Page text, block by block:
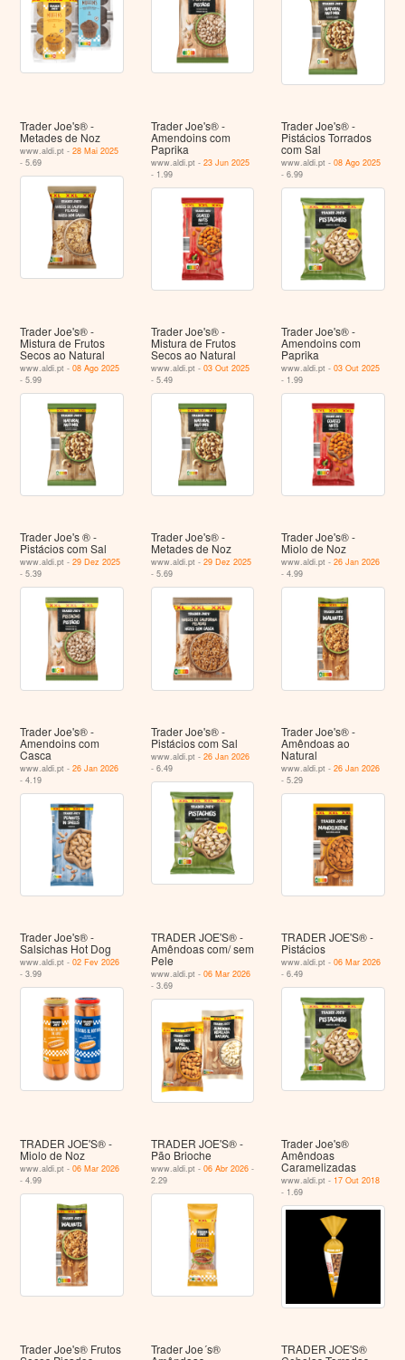
Trader Joe's® -
Metades de Noz
www.aldi.pt -28 Mai 2025
- 5.69
Trader Joe's® -
Amendoins com
Paprika
www.aldi.pt - 23 Jun 2025
- 1.99
Trader Joe's® -
Pistácios Torrados
com Sal
www.aldi.pt -08 Ago 2025
- 6.99
Trader Joe's® -
Mistura de Frutos
Secos ao Natural
www.aldi.pt -08 Ago 2025
- 5.99
Trader Joe's® -
Mistura de Frutos
Secos ao Natural
www.aldi.pt - 03 Out 2025
- 5.49
Trader Joe's® -
Amendoins com
Paprika
www.aldi.pt -03 Out 2025
- 1.99
Trader Joe's ® -
Pistácios com Sal
www.aldi.pt -29 Dez 2025
- 5.39
Trader Joe's® -
Metades de Noz
www.aldi.pt - 29 Dez 2025
- 5.69
Trader Joe's® -
Miolo de Noz
www.aldi.pt -26 Jan 2026
- 4.99
Trader Joe's® -
Amendoins com
Casca
www.aldi.pt -26 Jan 2026
- 4.19
Trader Joe's® -
Pistácios com Sal
www.aldi.pt - 26 Jan 2026
- 6.49
Trader Joe's® -
Amêndoas ao
Natural
www.aldi.pt -26 Jan 2026
- 5.29
Trader Joe's® -
Salsichas Hot Dog
www.aldi.pt -02 Fev 2026
- 3.99
TRADER JOE'S® -
Amêndoas com/ sem
Pele
www.aldi.pt - 06 Mar 2026
- 3.69
TRADER JOE'S® -
Pistácios
www.aldi.pt -06 Mar 2026
- 6.49
TRADER JOE'S® -
Miolo de Noz
www.aldi.pt -06 Mar 2026
- 4.99
TRADER JOE'S® -
Pão Brioche
www.aldi.pt - 06 Abr 2026-
2.29
Trader Joe's®
Amêndoas
Caramelizadas
www.aldi.pt - 17 Out 2018
- 1.69
Trader Joe's® Frutos Trader Joe´s® TRADER JOE'S®